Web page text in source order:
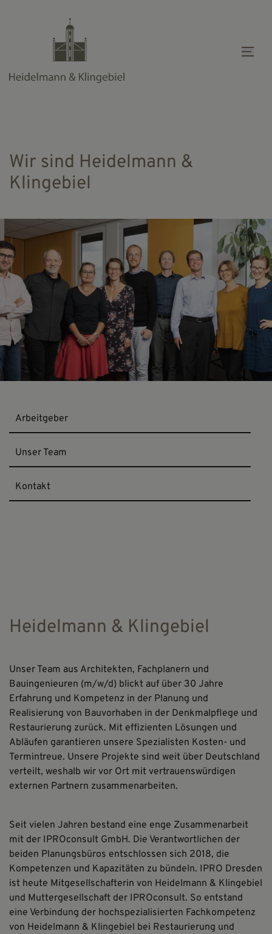
Wir sind Heidelmann &
Klingebiel
Arbeitgeber
Unser Team
Kontakt
Heidelmann & Klingebiel
Unser Team aus Architekten, Fachplanern und
Bauingenieuren (m/w/d) blickt auf über 30 Jahre
Erfahrung und Kompetenz in der Planung und
Realisierung von Bauvorhaben in der Denkmalpflege und
Restaurierung zurück. Mit effizienten Lösungen und
Abläufen garantieren unsere Spezialisten Kosten- und
Termintreue. Unsere Projekte sind weit über Deutschland
verteilt, weshalb wir vor Ort mit vertrauenswürdigen
externen Partnern zusammenarbeiten.
Seit vielen Jahren bestand eine enge Zusammenarbeit
mit der IPROconsult GmbH. Die Verantwortlichen der
beiden Planungsbüros entschlossen sich 2018, die
Kompetenzen und Kapazitäten zu bündeln. IPRO Dresden
ist heute Mitgesellschafterin von Heidelmann & Klingebiel
und Muttergesellschaft der IPROconsult. So entstand
eine Verbindung der hochspezialisierten Fachkompetenz
von Heidelmann & Klingebiel bei Restaurierung und